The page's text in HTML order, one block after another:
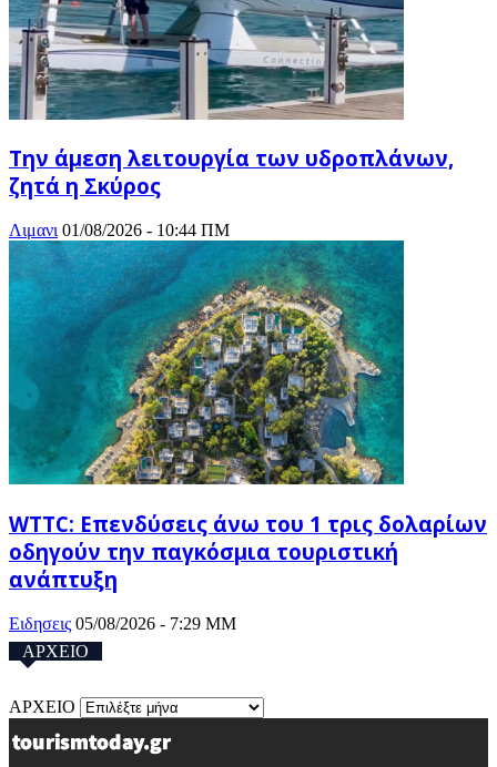
Την άμεση λειτουργία των υδροπλάνων,
ζητά η Σκύρος
Λιμανι 01/08/2026 - 10:44 ΠΜ
WTTC: Επενδύσεις άνω του 1 τρις δολαρίων
οδηγούν την παγκόσμια τουριστική
ανάπτυξη
Ειδησεις 05/08/2026 - 7:29 ΜΜ
ΑΡΧΕΙΟ
ΑΡΧΕΙΟ